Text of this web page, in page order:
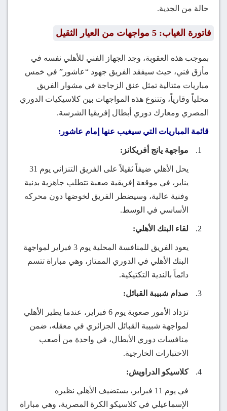
حالة من الجدية.
فاتورة الغياب: 5 مواجهات من العيار الثقيل
بموجب هذه العقوبة، وجد الجهاز الفني للأهلي نفسه في
مأزق فني، حيث سيفقد الفريق جهود “عاشور” في خمس
مباريات متتالية تمثل عنق الزجاجة في مشوار الفريق
محلياً وقارياً، وتتنوع هذه المواجهات بين كلاسيكيات الدوري
المصري ومعارك دوري أبطال إفريقيا الشرسة.
قائمة المباريات التي سيغيب عنها إمام عاشور:
مواجهة يانج أفريكانز:
يحل الأهلي ضيفاً ثقيلاً على الفريق التنزاني يوم 31
يناير، في موقعة إفريقية صعبة تتطلب جاهزية بدنية
وفنية عالية، وسيضطر الفريق لخوضها دون محركه
الأساسي في الوسط.
لقاء البنك الأهلي:
يعود الفريق للمنافسة المحلية يوم 3 فبراير لمواجهة
البنك الأهلي في الدوري الممتاز، وهي مباراة تتسم
دائماً بالندية التكتيكية.
صدام شبيبة القبائل:
تزداد الأمور صعوبة يوم 6 فبراير، عندما يطير الأهلي
لمواجهة شبيبة القبائل الجزائري في معقله، ضمن
منافسات دوري الأبطال، في واحدة من أصعب
الاختبارات الخارجية.
كلاسيكو الدراويش:
في يوم 11 فبراير، يستضيف الأهلي نظيره
الإسماعيلي في كلاسيكو الكرة المصرية، وهي مباراة